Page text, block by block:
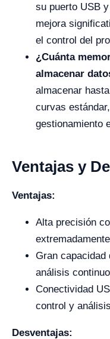
su puerto USB
mejora
el control del
¿Cuánta
almacenar
almacenar
curvas
gestionamiento
Ventajas y
Ventajas:
Alta precisión
Gran capacidad
análisis
Conectividad
control y
Desventajas: